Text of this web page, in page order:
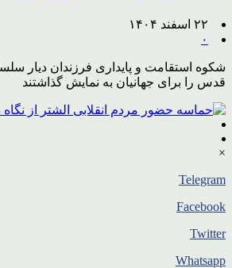
۲۲ اسفند ۱۴۰۴
۰
شکوه استقامت و پایداری فرزندان دیار
قدس را برای جهانیان به نمایش گذاشتند
×
Telegram
Facebook
Twitter
Whatsapp